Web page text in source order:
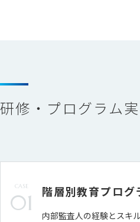
研修・プログラム
CASE
01 階層別教育プログ
内部監査人の経験とスキ